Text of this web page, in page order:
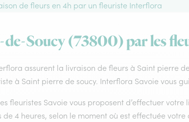
de fleurs en 4h par un fleuriste Interflora
Soucy (73800) par les
assurent la livraison de fleurs à Saint pierre
à Saint pierre de soucy. Interflora Savoie vous
fleuristes Savoie vous proposent d’effectuer
de 4 heures, selon le moment où est effectuée